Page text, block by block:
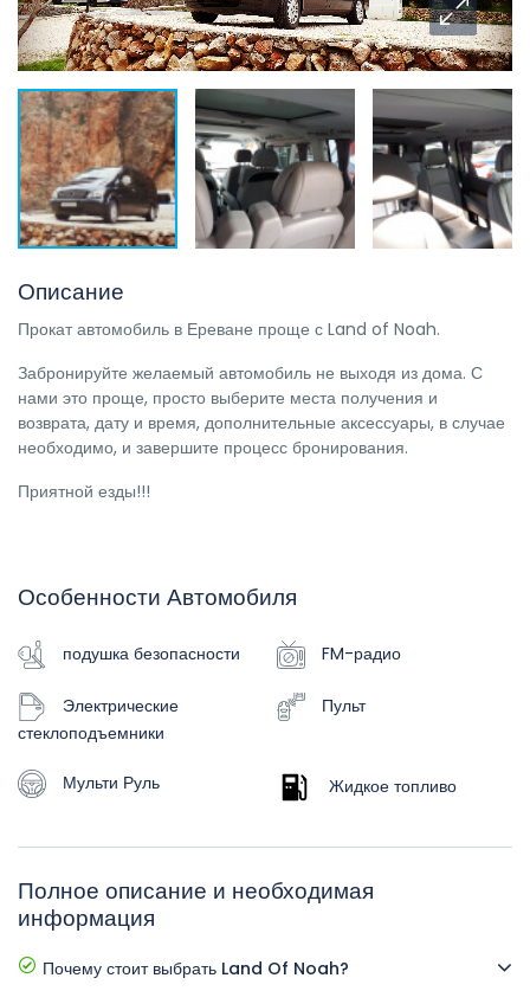
Описание
Прокат автомобиль в Ереване проще с Land of Noah.
Забронируйте желаемый автомобиль не выходя из дома. С
нами это проще, просто выберите места получения и
возврата, дату и время, дополнительные аксессуары, в случае
необходимо, и завершите процесс бронирования.
Приятной езды!!!
Особенности Автомобиля
подушка безопасности FM-радио
Электрические
стеклоподъемники
Пульт
Мульти Руль Жидкое топливо
Полное описание и необходимая
информация
Почему стоит выбрать Land Of Noah?